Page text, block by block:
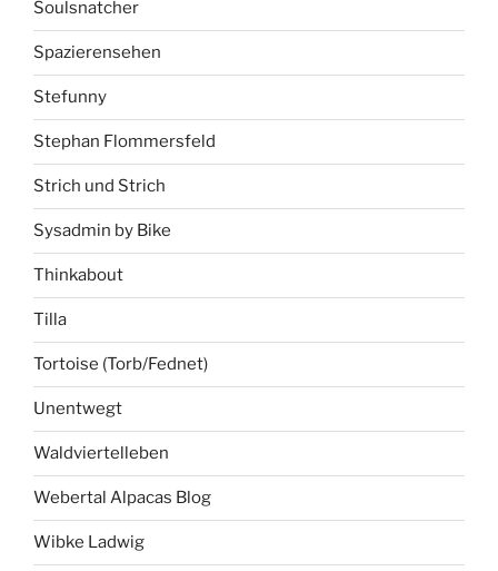
Soulsnatcher
Spazierensehen
Stefunny
Stephan Flommersfeld
Strich und Strich
Sysadmin by Bike
Thinkabout
Tilla
Tortoise (Torb/Fednet)
Unentwegt
Waldviertelleben
Webertal Alpacas Blog
Wibke Ladwig